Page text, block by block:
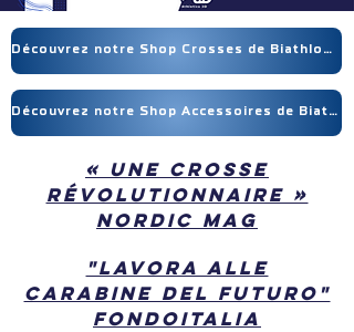
Découvrez notre Shop Crosses de Biathlon !
Découvrez notre Shop Accessoires de Biathlon !
« Une crosse
révolutionnaire »
Nordic Mag
"lavora alle
carabine del futuro"
FondoItalia